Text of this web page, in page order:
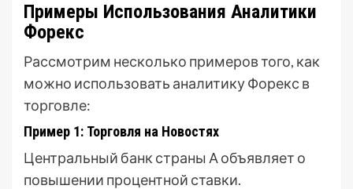
Примеры Использования Аналитики
Форекс
Рассмотрим несколько примеров того, как
можно использовать аналитику Форекс в
торговле:
Пример 1: Торговля на Новостях
Центральный банк страны А объявляет о
повышении процентной ставки.